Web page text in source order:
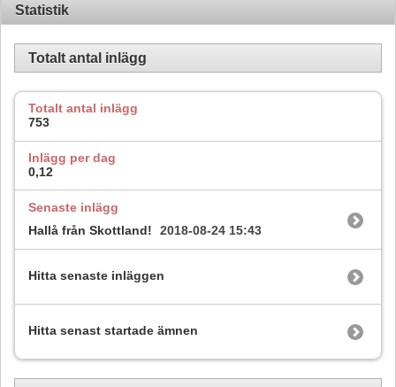
Statistik
Totalt antal inlägg
Totalt antal inlägg
753
Inlägg per dag
0,12
Senaste inlägg
Hallå från Skottland!
2018-08-24 15:43
Hitta senaste inläggen
Hitta senast startade ämnen